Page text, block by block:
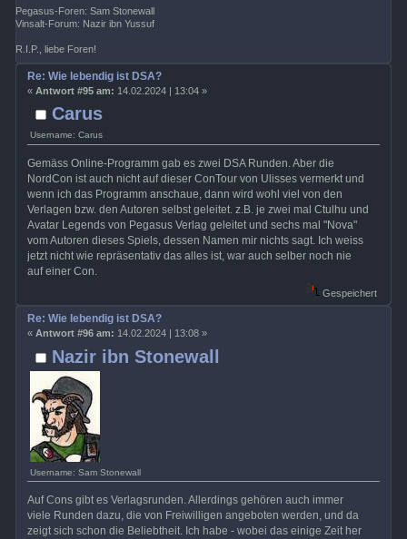
Pegasus-Foren: Sam Stonewall
Vinsalt-Forum: Nazir ibn Yussuf
R.I.P., liebe Foren!
Carus
Username: Carus
Re: Wie lebendig ist DSA?
« Antwort #95 am: 14.02.2024 | 13:04 »
Gemäss Online-Programm gab es zwei DSA Runden. Aber die
NordCon ist auch nicht auf dieser ConTour von Ulisses vermerkt und
wenn ich das Programm anschaue, dann wird wohl viel von den
Verlagen bzw. den Autoren selbst geleitet. z.B. je zwei mal Ctulhu und
Avatar Legends von Pegasus Verlag geleitet und sechs mal "Nova"
vom Autoren dieses Spiels, dessen Namen mir nichts sagt. Ich weiss
jetzt nicht wie repräsentativ das alles ist, war auch selber noch nie
auf einer Con.
Gespeichert
Nazir ibn Stonewall
Username: Sam Stonewall
Re: Wie lebendig ist DSA?
« Antwort #96 am: 14.02.2024 | 13:08 »
Auf Cons gibt es Verlagsrunden. Allerdings gehören auch immer
viele Runden dazu, die von Freiwilligen angeboten werden, und da
zeigt sich schon die Beliebtheit. Ich habe - wobei das einige Zeit her